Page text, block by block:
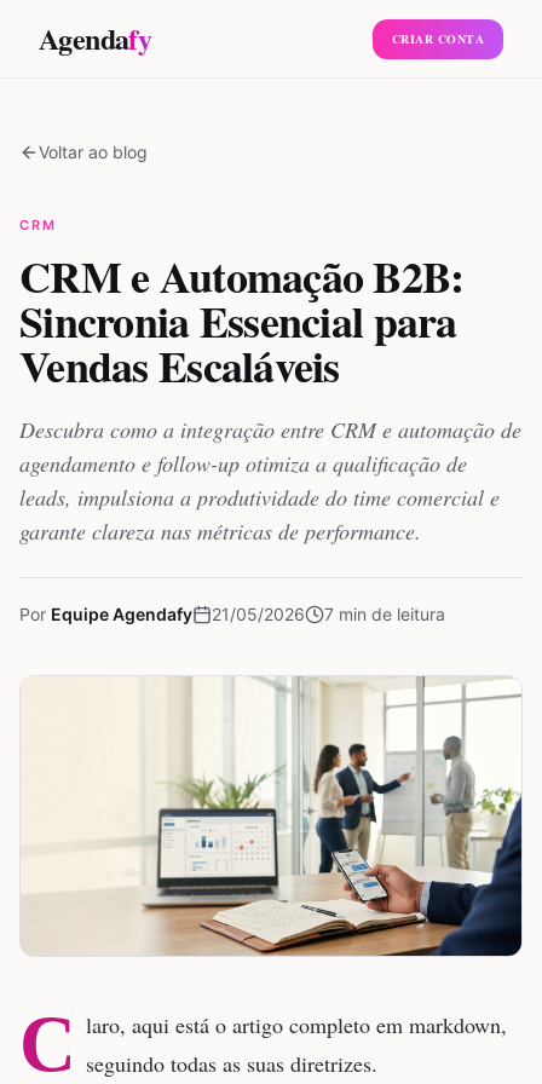
Agendafy CRIAR CONTA
Voltar ao blog
CRM
CRM e Automação B2B:
Sincronia Essencial para
Vendas Escaláveis
Descubra como a integração entre CRM e automação de
agendamento e follow-up otimiza a qualificação de
leads, impulsiona a produtividade do time comercial e
garante clareza nas métricas de performance.
Por Equipe Agendafy 21/05/2026 7 min de leitura
C laro, aqui está o artigo completo em markdown,
seguindo todas as suas diretrizes.